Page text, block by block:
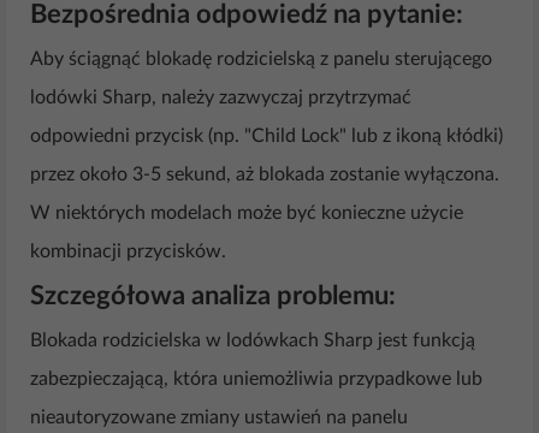
Bezpośrednia odpowiedź na pytanie:
Aby ściągnąć blokadę rodzicielską z panelu sterującego
lodówki Sharp, należy zazwyczaj przytrzymać
odpowiedni przycisk (np. "Child Lock" lub z ikoną kłódki)
przez około 3-5 sekund, aż blokada zostanie wyłączona.
W niektórych modelach może być konieczne użycie
kombinacji przycisków.
Szczegółowa analiza problemu:
Blokada rodzicielska w lodówkach Sharp jest funkcją
zabezpieczającą, która uniemożliwia przypadkowe lub
nieautoryzowane zmiany ustawień na panelu